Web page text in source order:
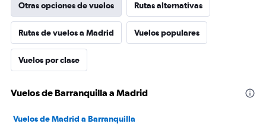
Otras opciones de vuelos Rutas alternativas
Rutas de vuelos a Madrid Vuelos populares
Vuelos por clase
Vuelos de Barranquilla a Madrid
Vuelos de Madrid a Barranquilla